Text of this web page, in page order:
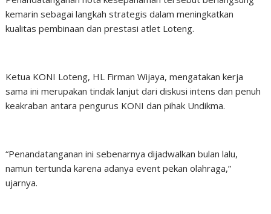
kemarin sebagai langkah strategis dalam meningkatkan
kualitas pembinaan dan prestasi atlet Loteng.
Ketua KONI Loteng, HL Firman Wijaya, mengatakan kerja
sama ini merupakan tindak lanjut dari diskusi intens dan penuh
keakraban antara pengurus KONI dan pihak Undikma.
“Penandatanganan ini sebenarnya dijadwalkan bulan lalu,
namun tertunda karena adanya event pekan olahraga,”
ujarnya.